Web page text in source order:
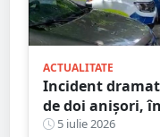
ACTUALITATE
Incident
de doi anișori,
căzut de la etaj
5 iulie 2026